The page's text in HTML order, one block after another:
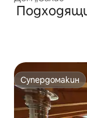
Супердомакин
Супердомакин